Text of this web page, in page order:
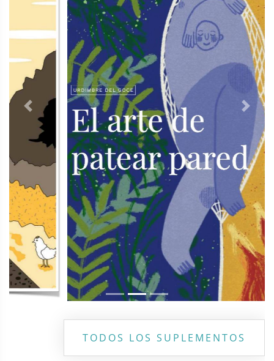
Previous Next
TODOS LOS SUPLEMENTOS